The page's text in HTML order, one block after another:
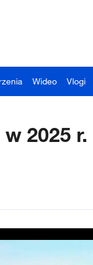
Wideo Vlogi
w 2025